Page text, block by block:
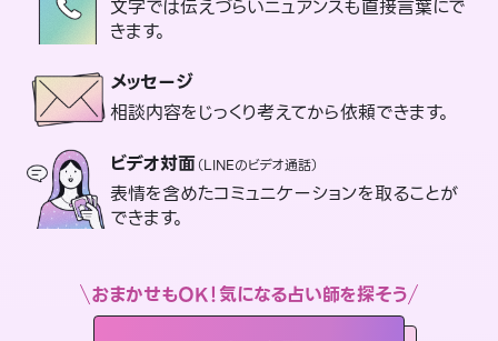
文字では伝えづらいニュアンスも直接言葉にで
きます。
メッセージ
相談内容をじっくり考えてから依頼できます。
ビデオ対面（LINEのビデオ通話）
表情を含めたコミュニケーションを取ることが
できます。
おまかせもOK！気になる占い師を探そう